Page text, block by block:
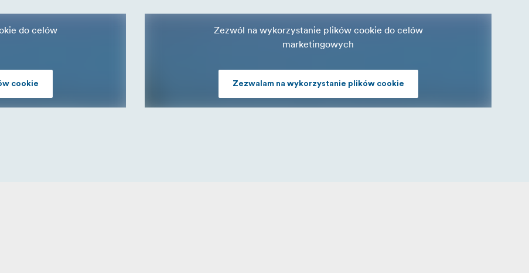
do celów
cookie
Zezwól na wykorzystanie plików cookie do celów
marketingowych
Zezwalam na wykorzystanie plików cookie